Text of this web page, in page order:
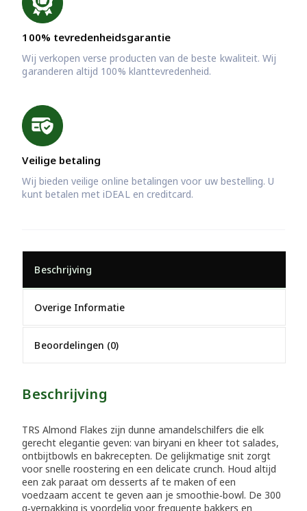
100% tevredenheidsgarantie
Wij verkopen verse producten van de beste kwaliteit. Wij
garanderen altijd 100% klanttevredenheid.
Veilige betaling
Wij bieden veilige online betalingen voor uw bestelling. U
kunt betalen met iDEAL en creditcard.
Beschrijving
Overige Informatie
Beoordelingen (0)
Beschrijving
TRS Almond Flakes zijn dunne amandelschilfers die elk
gerecht elegantie geven: van biryani en kheer tot salades,
ontbijtbowls en bakrecepten. De gelijkmatige snit zorgt
voor snelle roostering en een delicate crunch. Houd altijd
een zak paraat om desserts af te maken of een
voedzaam accent te geven aan je smoothie‑bowl. De 300
g‑verpakking is voordelig voor frequente bakkers en